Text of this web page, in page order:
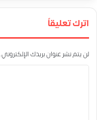
اترك تعليقاً
لن يتم نشر عنوان بريدك الإلكتروني.